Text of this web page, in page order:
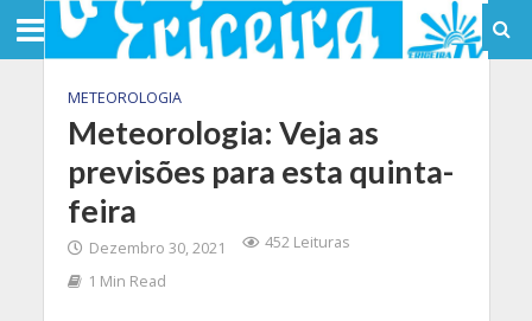
METEOROLOGIA
Meteorologia: Veja as
previsões para esta quinta-
feira
Dezembro 30, 2021
452 Leituras
1 Min Read